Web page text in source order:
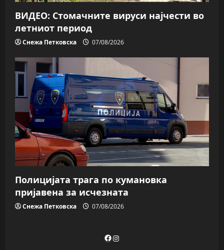
ВИДЕО: Стомачните вируси најчести во
летниот период
Снежа Петковска 07/08/2026
Полицијата трага пo кумановка
пријавена за исчезната
Снежа Петковска 07/08/2026
Facebook
Instagram